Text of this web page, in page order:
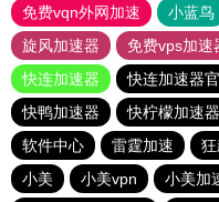
免费vqn外网加速
小蓝鸟
旋风加速器
免费vps加速
快连加速器
快连加速器
快鸭加速器
快柠檬加速器
软件中心
雷霆加速
小美
小美vpn 小美加